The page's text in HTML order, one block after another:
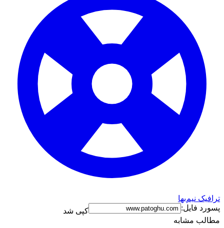
ترافیک نیم‌بها
پسورد فایل:
کپی شد
مطالب مشابه